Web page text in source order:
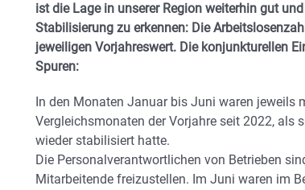
ist die Lage in unserer Region weiterhin gut
Stabilisierung zu erkennen: Die
jeweiligen Vorjahreswert. Die konjunkturellen
Spuren:
In den Monaten Januar bis Juni waren jeweils
Vergleichsmonaten der Vorjahre seit 2022, als
wieder stabilisiert hatte.
Die Personalverantwortlichen von Betrieben
Mitarbeitende freizustellen. Im Juni waren im